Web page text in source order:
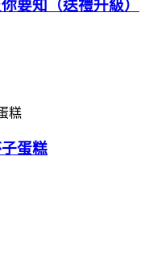
要知（送禮升級）
蛋糕